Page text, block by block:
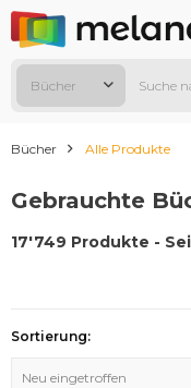
Bücher
Bücher Alle Produkte
Gebrauchte
17'749 Produkte -
Sortierung:
Neu eingetroffen